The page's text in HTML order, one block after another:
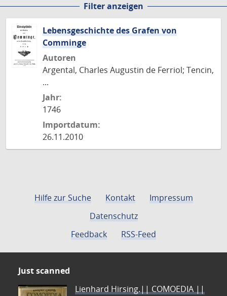
Filter anzeigen
Lebensgeschichte des Grafen von
Comminge
Autoren
Argental, Charles Augustin de Ferriol; Tencin,
...
Jahr:
1746
Importdatum:
26.11.2010
Hilfe zur Suche Kontakt
Impressum
Datenschutz
Feedback
RSS-Feed
Just scanned
Lienhard Hirsing.|| COMOEDIA ||